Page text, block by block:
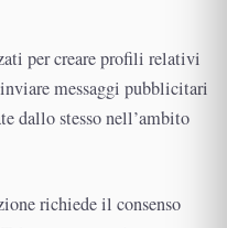
per creare profili relativi
messaggi pubblicitari
dallo stesso nell’ambito
richiede il consenso